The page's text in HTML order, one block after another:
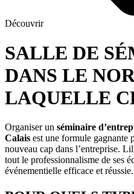
Découvrir
SALLE DE
DANS LE
LAQUELLE
Organiser un séminaire
Calais est une formule gagnante
nouveau cap dans l’entreprise.
tout le professionnalisme de ses
événementielle efficace et réussie.